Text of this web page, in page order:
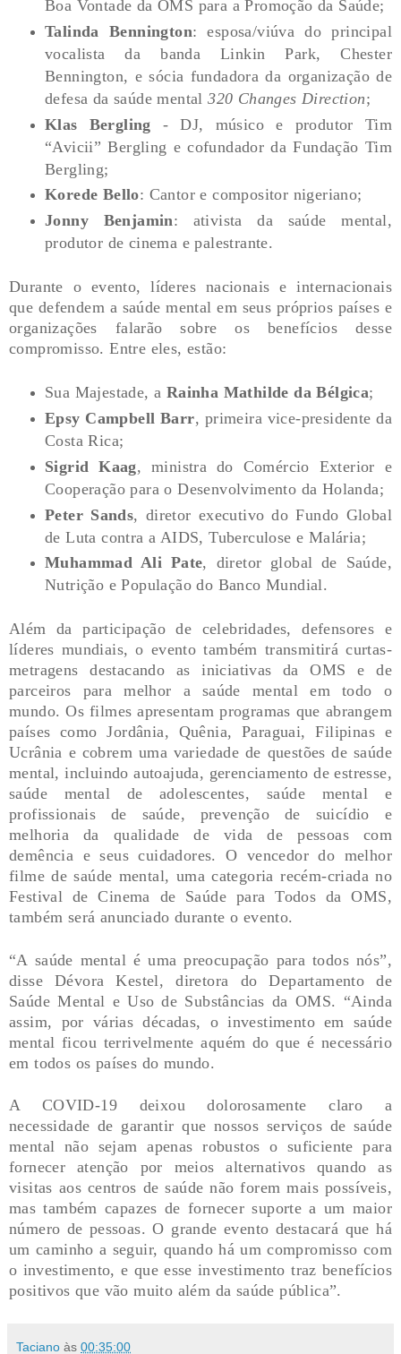
Boa Vontade da OMS para a Promoção da Saúde;
Talinda Bennington: esposa/viúva do principal
vocalista da banda Linkin Park, Chester
Bennington, e sócia fundadora da organização de
defesa da saúde mental320 Changes Direction;
Klas Bergling - DJ, músico e produtor Tim
“Avicii” Bergling e cofundador da Fundação Tim
Bergling;
Korede Bello: Cantor e compositor nigeriano;
Jonny Benjamin: ativista da saúde mental,
produtor de cinema e palestrante.
Durante o evento, líderes nacionais e internacionais
que defendem a saúde mental em seus próprios países e
organizações falarão sobre os benefícios desse
compromisso. Entre eles, estão:
Sua Majestade, a Rainha Mathilde da Bélgica;
Epsy Campbell Barr, primeira vice-presidente da
Costa Rica;
Sigrid Kaag, ministra do Comércio Exterior e
Cooperação para o Desenvolvimento da Holanda;
Peter Sands, diretor executivo do Fundo Global
de Luta contra a AIDS, Tuberculose e Malária;
Muhammad Ali Pate, diretor global de Saúde,
Nutrição e População do Banco Mundial.
Além da participação de celebridades, defensores e
líderes mundiais, o evento também transmitirá curtas-
metragens destacando as iniciativas da OMS e de
parceiros para melhor a saúde mental em todo o
mundo. Os filmes apresentam programas que abrangem
países como Jordânia, Quênia, Paraguai, Filipinas e
Ucrânia e cobrem uma variedade de questões de saúde
mental, incluindo autoajuda, gerenciamento de estresse,
saúde mental de adolescentes, saúde mental e
profissionais de saúde, prevenção de suicídio e
melhoria da qualidade de vida de pessoas com
demência e seus cuidadores. O vencedor do melhor
filme de saúde mental, uma categoria recém-criada no
Festival de Cinema de Saúde para Todos da OMS,
também será anunciado durante o evento.
“A saúde mental é uma preocupação para todos nós”,
disse Dévora Kestel, diretora do Departamento de
Saúde Mental e Uso de Substâncias da OMS. “Ainda
assim, por várias décadas, o investimento em saúde
mental ficou terrivelmente aquém do que é necessário
em todos os países do mundo.
A COVID-19 deixou dolorosamente claro a
necessidade de garantir que nossos serviços de saúde
mental não sejam apenas robustos o suficiente para
fornecer atenção por meios alternativos quando as
visitas aos centros de saúde não forem mais possíveis,
mas também capazes de fornecer suporte a um maior
número de pessoas. O grande evento destacará que há
um caminho a seguir, quando há um compromisso com
o investimento, e que esse investimento traz benefícios
positivos que vão muito além da saúde pública”.
Taciano às 00:35:00